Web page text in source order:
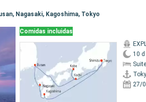
Nagasaki, Kagoshima, Tokyo
Comidas incluidas
10 d
Suite
27/